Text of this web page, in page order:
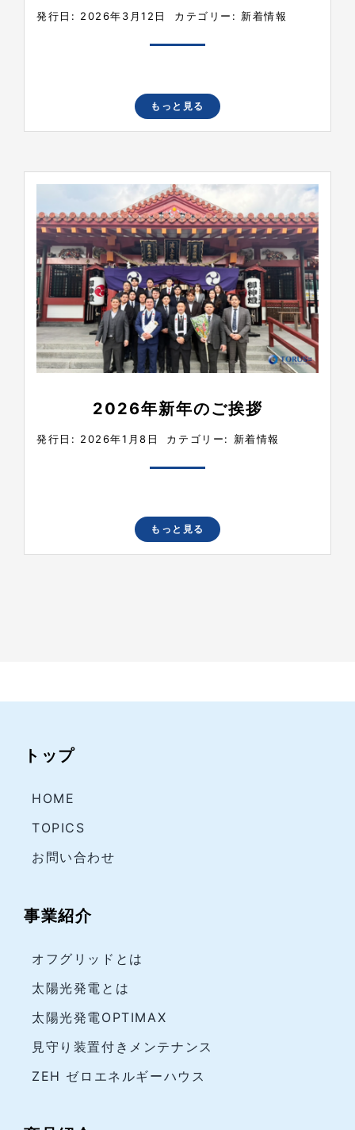
発行日: 2026年3月12日 カテゴリー: 新着情報
もっと見る
2026年新年のご挨拶
発行日: 2026年1月8日 カテゴリー: 新着情報
もっと見る
トップ
HOME
TOPICS
お問い合わせ
事業紹介
オフグリッドとは
太陽光発電とは
太陽光発電OPTIMAX
見守り装置付きメンテナンス
ZEH ゼロエネルギーハウス